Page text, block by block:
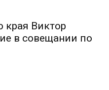
края Виктор
в совещании по